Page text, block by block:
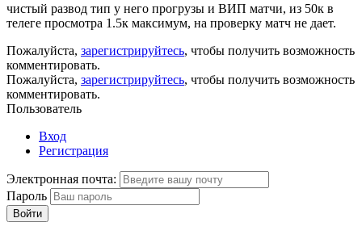
чистый развод тип у него прогрузы и ВИП матчи, из 50к в
телеге просмотра 1.5к максимум, на проверку матч не дает.
Пожалуйста, зарегистрируйтесь, чтобы получить возможность
комментировать.
Пожалуйста, зарегистрируйтесь, чтобы получить возможность
комментировать.
Пользователь
Вход
Регистрация
Электронная почта:
Пароль
Войти